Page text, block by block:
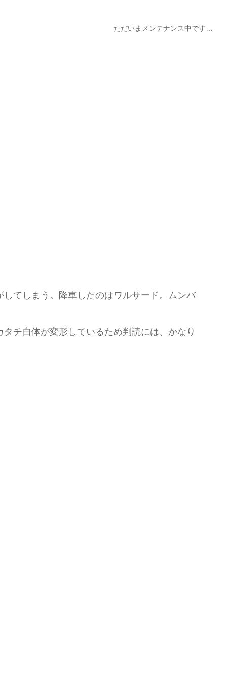
ただいまメンテナンス中です…
てしまう。降車したのはワルサード。ムンバ
チ自体が変形しているため判読には、かなり